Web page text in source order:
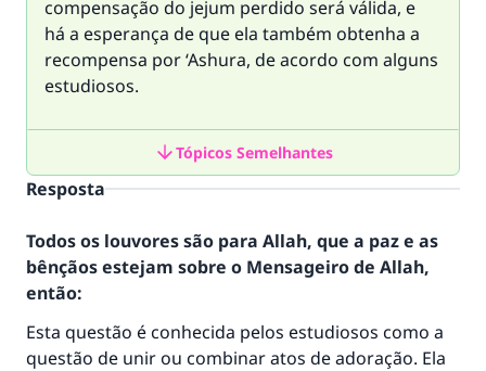
compensação do jejum perdido será válida, e
há a esperança de que ela também obtenha a
recompensa por ‘Ashura, de acordo com alguns
estudiosos.
Tópicos Semelhantes
Resposta
Todos os louvores são para Allah, que a paz e as
bênçãos estejam sobre o Mensageiro de Allah,
então:
Esta questão é conhecida pelos estudiosos como a
questão de unir ou combinar atos de adoração. Ela